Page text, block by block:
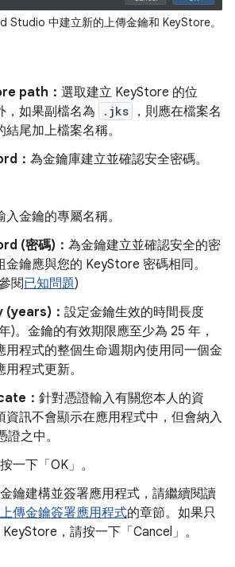
Studio 中建立新的上傳金鑰和 KeyStore。
path： 選取建立 KeyStore 的位
，如果副檔名為
.jks
，則應在檔案名
結尾加上檔案名稱。
： 為金鑰庫建立並確認安全密碼。
入金鑰的專屬名稱。
(密碼)： 為金鑰建立並確認安全的密
金鑰應與您的 KeyStore 密碼相同。
閱已知問題)
： 設定金鑰生效的時間長度
)。金鑰的有效期限應至少為 25 年，
用程式的整個生命週期內使用同一個金
程式更新。
： 針對憑證輸入有關您本人的資
資訊不會顯示在應用程式中，但會納入
證之中。
一下「OK」 。
鑰建構並簽署應用程式，請繼續閱讀
傳金鑰簽署應用程式的章節。如果只
，請按一下「Cancel」 。